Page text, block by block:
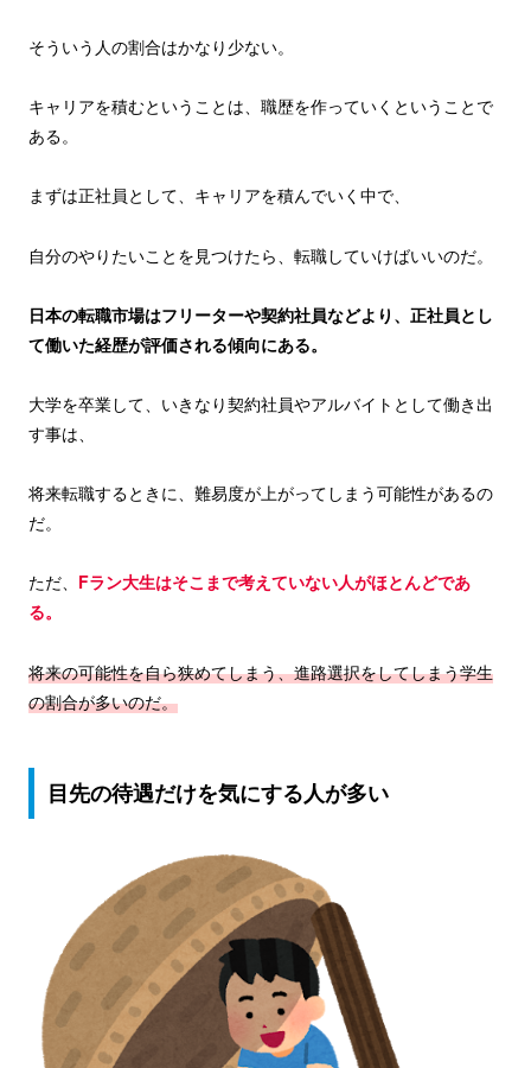
そういう人の割合はかなり少ない。
キャリアを積むということは、職歴を作っていくということで
ある。
まずは正社員として、キャリアを積んでいく中で、
自分のやりたいことを見つけたら、転職していけばいいのだ。
日本の転職市場はフリーターや契約社員などより、正社員とし
て働いた経歴が評価される傾向にある。
大学を卒業して、いきなり契約社員やアルバイトとして働き出
す事は、
将来転職するときに、難易度が上がってしまう可能性があるの
だ。
ただ、 Fラン大生はそこまで考えていない人がほとんどであ
る。
将来の可能性を自ら狭めてしまう、進路選択をしてしまう学生
の割合が多いのだ。
目先の待遇だけを気にする人が多い